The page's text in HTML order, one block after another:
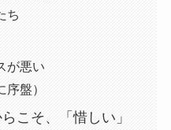
ち
が悪い
盤）
こそ、「惜しい」